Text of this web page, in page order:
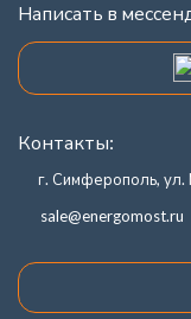
Написать в
Контакты:
г. Симферополь,
sale@energomost.ru